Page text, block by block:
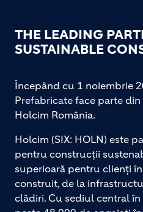
THE LEADING
SUSTAINABLE
Începând cu 1 noiembrie
Prefabricate face parte
Holcim România.
Holcim (SIX: HOLN) este
pentru construcții
superioară pentru clienți
construit, de la
clădiri. Cu sediul central în